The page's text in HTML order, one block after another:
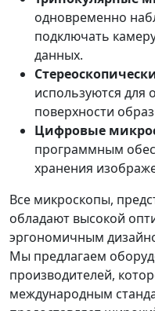
одновременно
подключать
данных.
используются для
поверхности
Цифровые
программным
хранения
Все микроскопы,
обладают высокой
эргономичным
Мы предлагаем
производителей,
международным